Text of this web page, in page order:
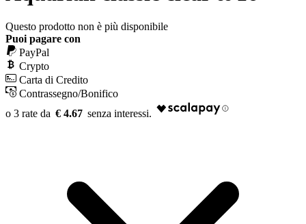
Questo prodotto non è più disponibile
Puoi pagare con
PayPal
Crypto
Carta di Credito
Contrassegno/Bonifico
€ 4.67